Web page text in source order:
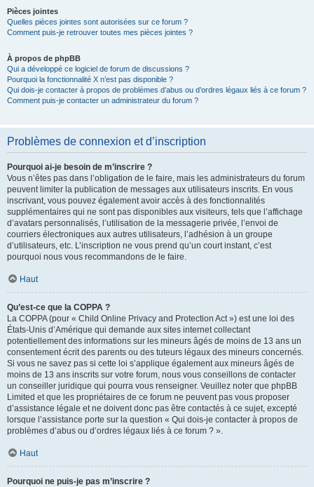
Pièces jointes
Quelles pièces jointes sont autorisées sur ce forum ?
Comment puis-je retrouver toutes mes pièces jointes ?
À propos de phpBB
Qui a développé ce logiciel de forum de discussions ?
Pourquoi la fonctionnalité X n’est pas disponible ?
Qui dois-je contacter à propos de problèmes d’abus ou d’ordres légaux liés à ce forum ?
Comment puis-je contacter un administrateur du forum ?
Problèmes de connexion et d’inscription
Pourquoi ai-je besoin de m’inscrire ?
Vous n’êtes pas dans l’obligation de le faire, mais les administrateurs du forum
peuvent limiter la publication de messages aux utilisateurs inscrits. En vous
inscrivant, vous pouvez également avoir accès à des fonctionnalités
supplémentaires qui ne sont pas disponibles aux visiteurs, tels que l’affichage
d’avatars personnalisés, l’utilisation de la messagerie privée, l’envoi de
courriers électroniques aux autres utilisateurs, l’adhésion à un groupe
d’utilisateurs, etc. L’inscription ne vous prend qu’un court instant, c’est
pourquoi nous vous recommandons de le faire.
Haut
Qu’est-ce que la COPPA ?
La COPPA (pour « Child Online Privacy and Protection Act ») est une loi des
États-Unis d’Amérique qui demande aux sites internet collectant
potentiellement des informations sur les mineurs âgés de moins de 13 ans un
consentement écrit des parents ou des tuteurs légaux des mineurs concernés.
Si vous ne savez pas si cette loi s’applique également aux mineurs âgés de
moins de 13 ans inscrits sur votre forum, nous vous conseillons de contacter
un conseiller juridique qui pourra vous renseigner. Veuillez noter que phpBB
Limited et que les propriétaires de ce forum ne peuvent pas vous proposer
d’assistance légale et ne doivent donc pas être contactés à ce sujet, excepté
lorsque l’assistance porte sur la question « Qui dois-je contacter à propos de
problèmes d’abus ou d’ordres légaux liés à ce forum ? ».
Haut
Pourquoi ne puis-je pas m’inscrire ?